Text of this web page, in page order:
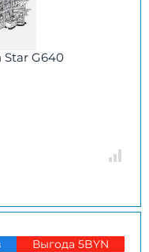
Star G640
Выгода 5BYN